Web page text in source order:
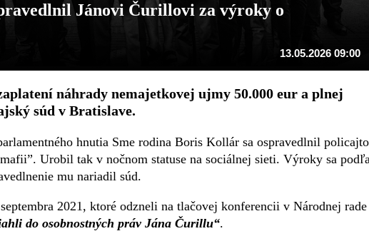
Jánovi Čurillovi za výroky o
13.05.2026 09:00
náhrady nemajetkovej ujmy 50.000 eur a plnej
súd v Bratislave.
hnutia Sme rodina Boris Kollár sa ospravedlnil
Urobil tak v nočnom statuse na sociálnej sieti. Výroky sa
mu nariadil súd.
2021, ktoré odzneli na tlačovej konferencii v Národnej rade
do osobnostných práv Jána Čurillu“.